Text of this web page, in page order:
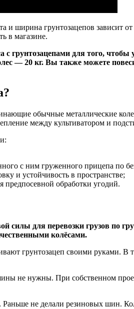
и ширина грунтозацепов зависит
в магазине.
грунтозацепами для того,
— 20 кг. Вы также можете
обычные металлические
между культиватором и
с ним груженного прицепа по
и устойчивость в пространстве;
предпосевной обработки угодий.
силы для перевозки грузов по
колёсами.
грунтозацеп своими руками. В
не нужны. При собственном
Раньше не делали резиновых шин.